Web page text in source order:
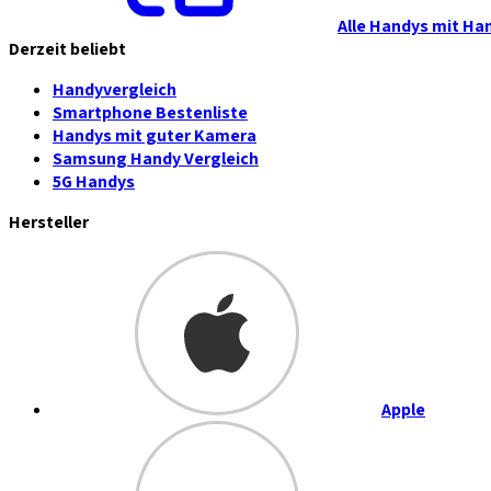
Alle Handys mit
Derzeit beliebt
Handyvergleich
Smartphone Bestenliste
Handys mit guter Kamera
Samsung Handy Vergleich
5G Handys
Hersteller
Apple